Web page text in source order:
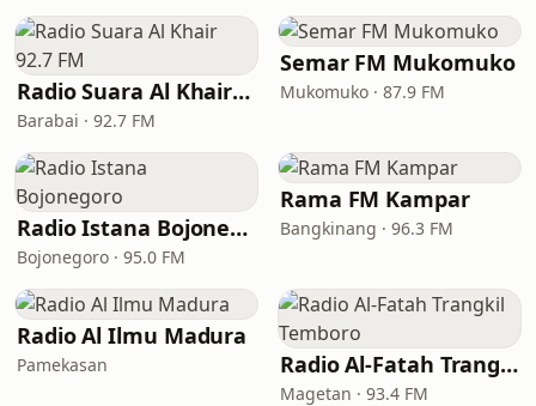
Radio Suara Al Khair 92.7 FM
Barabai · 92.7 FM
Semar FM Mukomuko
Mukomuko · 87.9 FM
Radio Istana Bojonegoro
Bojonegoro · 95.0 FM
Rama FM Kampar
Bangkinang · 96.3 FM
Radio Al Ilmu Madura
Pamekasan Radio Al-Fatah Trangkil Temboro
Magetan · 93.4 FM